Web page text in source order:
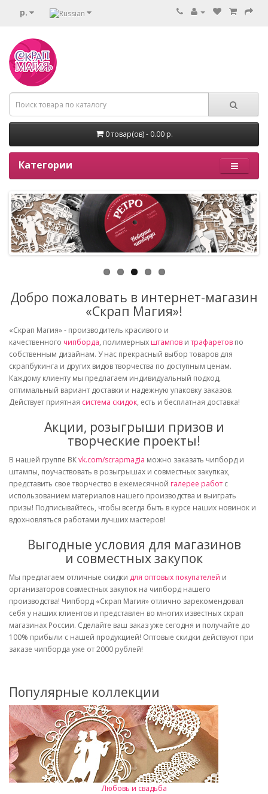
р.
0 товар(ов) - 0.00 р.
Категории
Добро пожаловать в интернет-магазин
«Скрап Магия»!
«Скрап Магия» - производитель красивого и
качественного чипборда, полимерных штампов итрафаретов по
собственным дизайнам. У нас прекрасный выбор товаров для
скрапбукинга и других видов творчества по доступным ценам.
Каждому клиенту мы предлагаем индивидуальный подход,
оптимальный вариант доставки и надежную упаковку заказов.
Действует приятная система скидок, есть и бесплатная доставка!
Акции, розыгрыши призов и
творческие проекты!
В нашей группе ВКvk.com/scrapmagia можно заказать чипборд и
штампы, поучаствовать в розыгрышах и совместных закупках,
представить свое творчество в ежемесячной галерее работ с
использованием материалов нашего производства и выиграть
призы! Подписывайтесь, чтобы всегда быть в курсе наших новинок и
вдохновляться работами лучших мастеров!
Выгодные условия для магазинов
и совместных закупок
Мы предлагаем отличные скидки для оптовых покупателей и
организаторов совместных закупок на чипборд нашего
производства! Чипборд «Скрап Магия» отлично зарекомендовал
себя у наших клиентов и представлен во многих известных скрап
магазинах России. Сделайте ваш заказ уже сегодня и получайте до
100% прибыли с нашей продукцией! Оптовые скидки действуют при
заказе чипборда уже от 2000 рублей!
Популярные коллекции
Любовь и свадьба